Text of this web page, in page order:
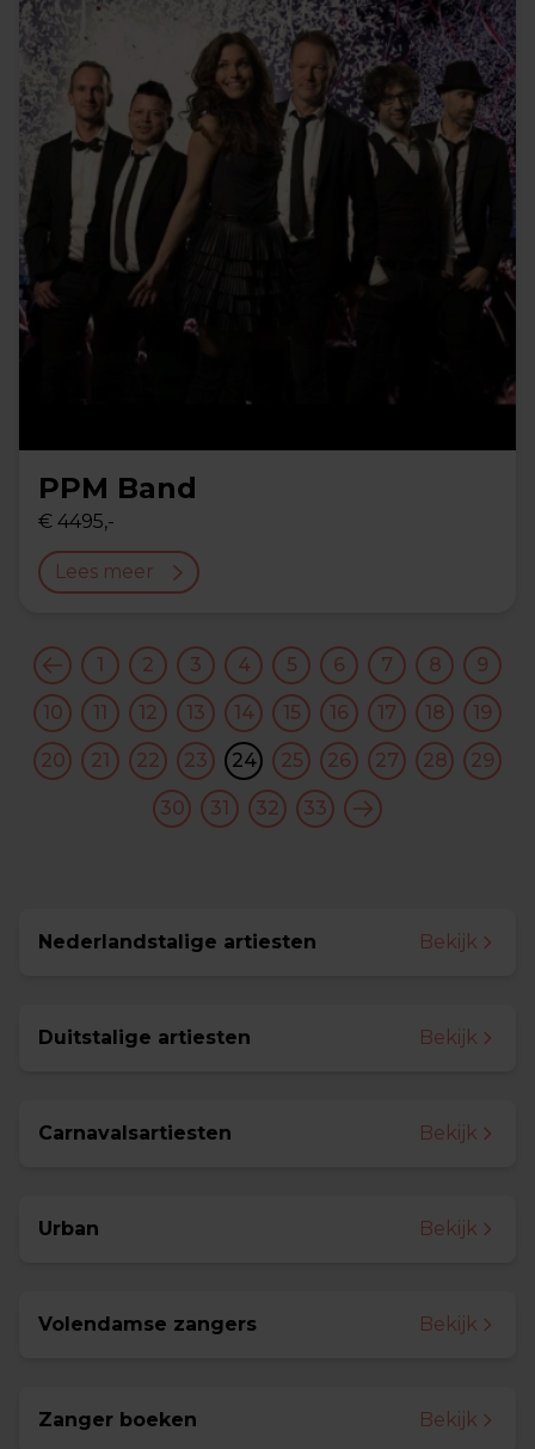
PPM Band
€ 4495,-
Lees meer
1 2 3 4 5 6 7 8 9
10 11 12 13 14 15 16 17 18 19
20 21 22 23 24 25 26 27 28 29
30 31 32 33
Nederlandstalige artiesten Bekijk
Duitstalige artiesten Bekijk
Carnavalsartiesten Bekijk
Urban Bekijk
Volendamse zangers Bekijk
Zanger boeken Bekijk